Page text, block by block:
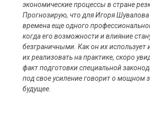
экономические процессы в стране
Прогнозирую, что для Игоря Шувалова
времена еще одного
когда его возможности и влияние
безграничными. Как он их использует
их реализовать на практике, скоро
факт подготовки специальной
под свое усиление говорит о мощном
будущее.